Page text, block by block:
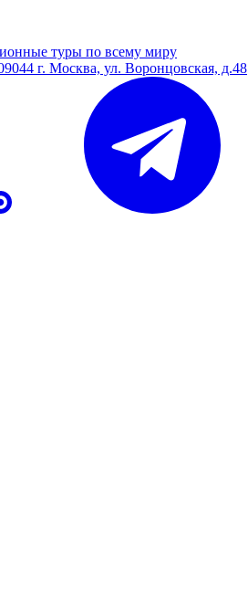
туры по всему миру
г. Москва, ул. Воронцовская, д.48